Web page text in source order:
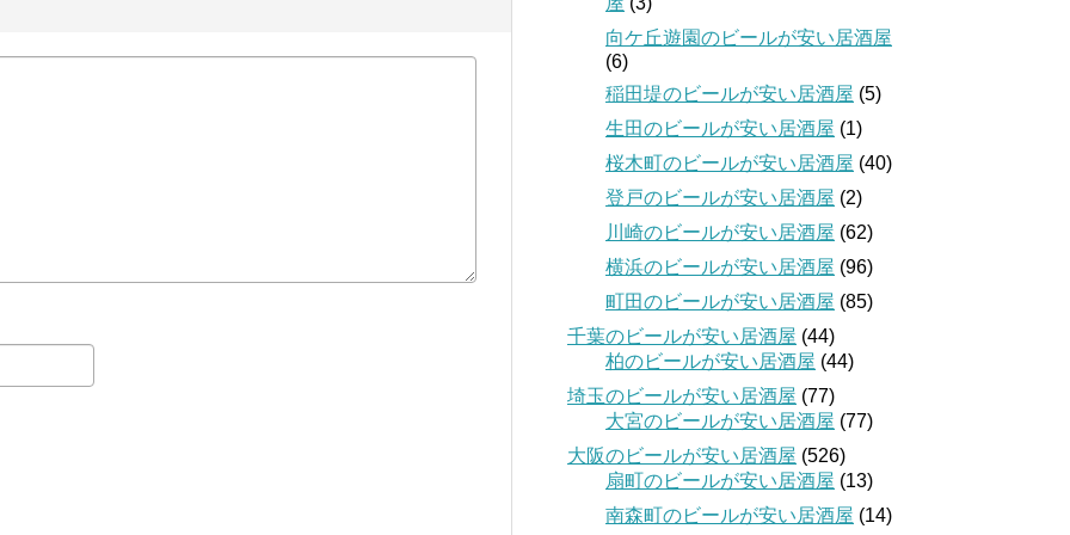
向ケ丘遊園のビールが安い居酒屋
(6)
稲田堤のビールが安い居酒屋 (5)
生田のビールが安い居酒屋 (1)
桜木町のビールが安い居酒屋 (40)
登戸のビールが安い居酒屋 (2)
川崎のビールが安い居酒屋 (62)
横浜のビールが安い居酒屋 (96)
町田のビールが安い居酒屋 (85)
千葉のビールが安い居酒屋 (44)
柏のビールが安い居酒屋 (44)
埼玉のビールが安い居酒屋 (77)
大宮のビールが安い居酒屋 (77)
大阪のビールが安い居酒屋 (526)
扇町のビールが安い居酒屋 (13)
南森町のビールが安い居酒屋 (14)